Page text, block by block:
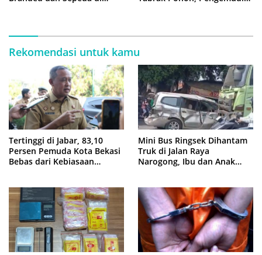
Rekomendasi untuk kamu
Tertinggi di Jabar, 83,10
Persen Pemuda Kota Bekasi
Bebas dari Kebiasaan
Mini Bus Ringsek Dihantam
Truk di Jalan Raya
Narogong, Ibu dan Anak